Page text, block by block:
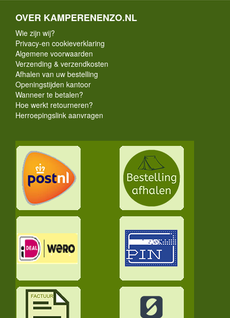
OVER KAMPERENENZO.NL
Wie zijn wij?
Privacy-en cookieverklaring
Algemene voorwaarden
Verzending & verzendkosten
Afhalen van uw bestelling
Openingstijden kantoor
Wanneer te betalen?
Hoe werkt retourneren?
Herroepingslink aanvragen